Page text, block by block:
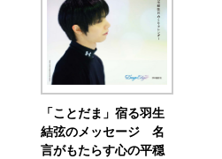
「ことだま」宿る羽生
結弦のメッセージ 名
言がもたらす心の平穏